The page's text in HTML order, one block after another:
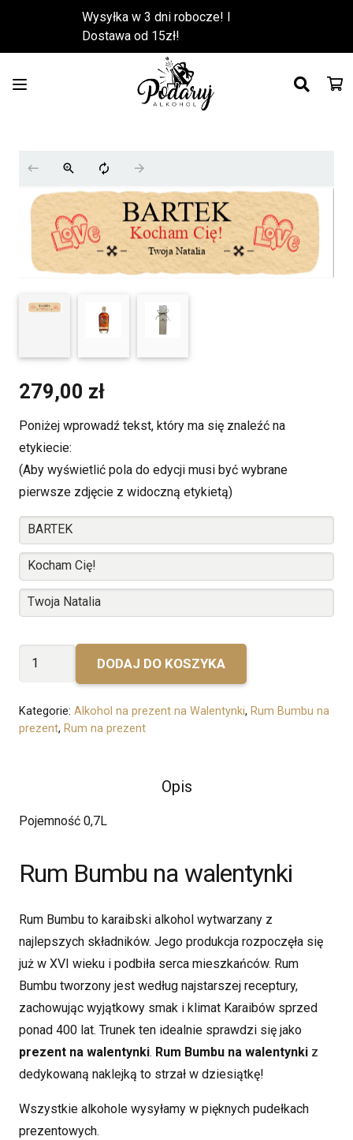
Wysyłka w 3 dni robocze! l
Dostawa od 15zł!
279,00 zł
Poniżej wprowadź tekst, który ma się znaleźć na
etykiecie:
(Aby wyświetlić pola do edycji musi być wybrane
pierwsze zdjęcie z widoczną etykietą)
ilość
DODAJ DO KOSZYKA
Kategorie: Alkohol na prezent na Walentynki, Rum Bumbu na
prezent, Rum na prezent
Opis
Pojemność 0,7L
Rum Bumbu na walentynki
Rum Bumbu to karaibski alkohol wytwarzany z
najlepszych składników. Jego produkcja rozpoczęła się
już w XVI wieku i podbiła serca mieszkańców. Rum
Bumbu tworzony jest według najstarszej receptury,
zachowując wyjątkowy smak i klimat Karaibów sprzed
ponad 400 lat. Trunek ten idealnie sprawdzi się jako
prezent na walentynki. Rum Bumbu na walentynki z
dedykowaną naklejką to strzał w dziesiątkę!
Wszystkie alkohole wysyłamy w pięknych pudełkach
prezentowych.